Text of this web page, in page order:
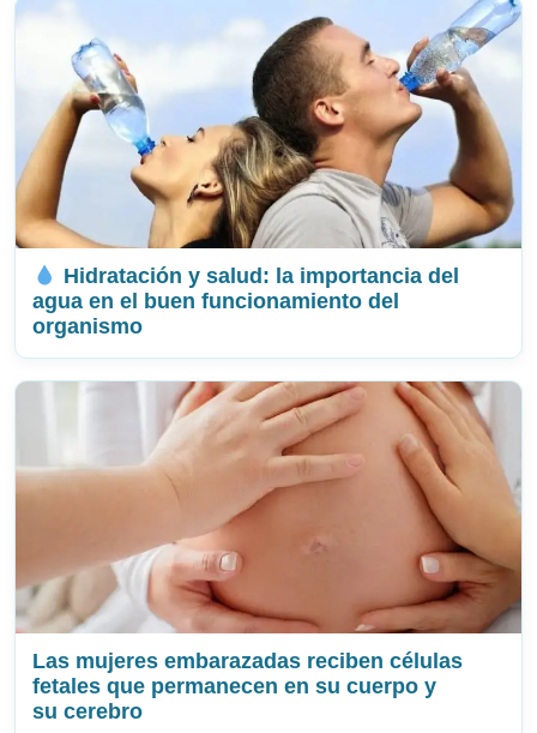
Hidratación y salud: la importancia del
agua en el buen funcionamiento del
organismo
Las mujeres embarazadas reciben células
fetales que permanecen en su cuerpo y
su cerebro